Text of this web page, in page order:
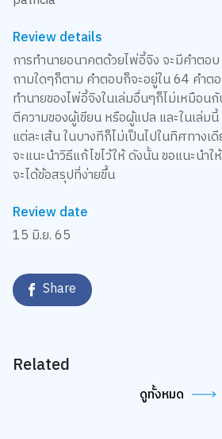
Review details
การทำนายอนาคตด้วยไพ่อี้จิง จะมีคำต
ถามใดๆก็ตาม คำตอบก็จะอยู่ใน 64 คำต
ทำนายของไพ่อี้จิงในเล่มอื่นๆก็ไม่เหมือน
ตีความของผู้เขียน หรือผู้แปล และในเล่ม
แต่ละเส้น ในบางทีก็ไม่เป็นไปในทิศทางเ
จะแนะนำวิธีแก้ไขไว้ให้ ดังนั้น ขอแนะนำ
จะได้ข้อสรุปที่ง่ายขึ้น
Review date
15 มิ.ย. 65
Share
Related
ดูทั้งหมด